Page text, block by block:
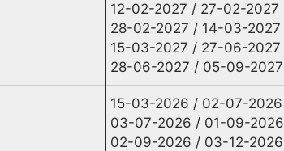
12-02-2027 / 27-02-2027
28-02-2027 / 14-03-2027
15-03-2027 / 27-06-2027
28-06-2027 / 05-09-2027
15-03-2026 / 02-07-2026
03-07-2026 / 01-09-2026
02-09-2026 / 03-12-2026